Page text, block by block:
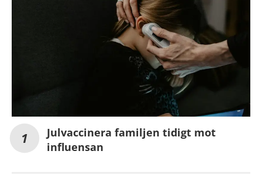
Julvaccinera familjen tidigt mot
influensan